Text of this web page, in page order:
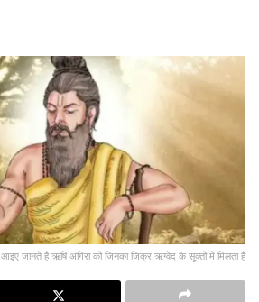
आइए जानते हैं ऋषि अंगिरा को जिनका जिक्र ऋग्वेद के सूक्तों में मिलता है